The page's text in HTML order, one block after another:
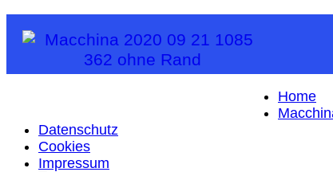
Home
Datenschutz
Cookies
Impressum